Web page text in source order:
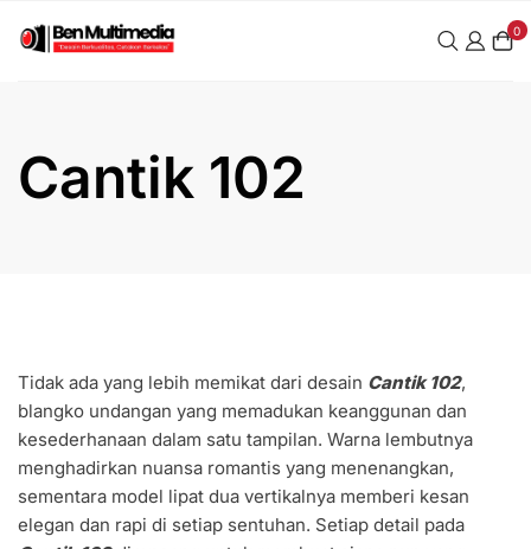
0
Cantik 102
Tidak ada yang lebih memikat dari desain Cantik 102,
blangko undangan yang memadukan keanggunan dan
kesederhanaan dalam satu tampilan. Warna lembutnya
menghadirkan nuansa romantis yang menenangkan,
sementara model lipat dua vertikalnya memberi kesan
elegan dan rapi di setiap sentuhan. Setiap detail pada